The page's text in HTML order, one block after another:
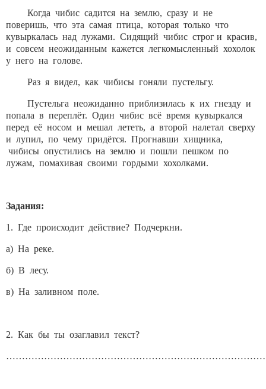
Когда чибис садится на землю, сразу и не
поверишь, что эта самая птица, которая только что
кувыркалась над лужами. Сидящий чибис строг и красив,
и совсем неожиданным кажется легкомысленный хохолок
у него на голове.
Раз я видел, как чибисы гоняли пустельгу.
Пустельга неожиданно приблизилась к их гнезду и
попала в переплёт. Один чибис всё время кувыркался
перед её носом и мешал лететь, а второй налетал сверху
и лупил, по чему придётся. Прогнавши хищника,
чибисы опустились на землю и пошли пешком по
лужам, помахивая своими гордыми хохолками.
Задания:
1. Где происходит действие? Подчеркни.
а) На реке.
б) В лесу.
в) На заливном поле.
2. Как бы ты озаглавил текст?